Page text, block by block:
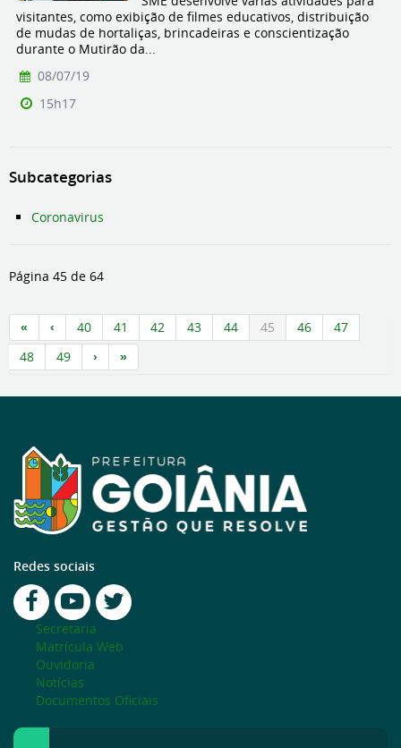
visitantes, como exibição de filmes educativos, distribuição
de mudas de hortaliças, brincadeiras e conscientização
durante o Mutirão da...
08/07/19
15h17
Subcategorias
Coronavirus
Página 45 de 64
40 41 42 43 44 45 46
47
48
49
Redes sociais
Secretaria
Matrícula Web
Ouvidoria
Notícias
Documentos Oficiais